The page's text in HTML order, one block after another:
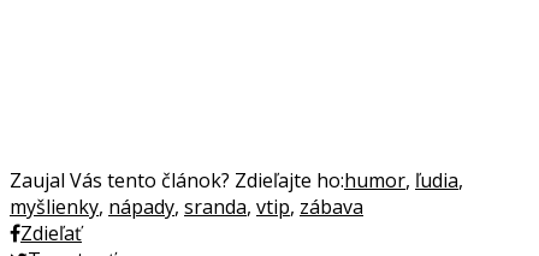
Zaujal Vás tento článok? Zdieľajte ho:humor, ľudia,
myšlienky, nápady, sranda, vtip, zábava
Zdieľať